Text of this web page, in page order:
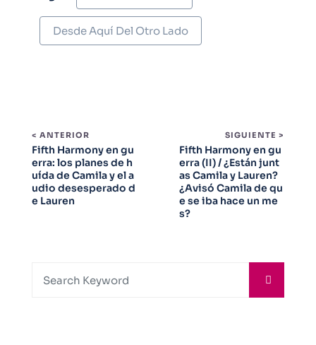
Desde Aquí Del Otro Lado
< ANTERIOR
Fifth Harmony en gu
erra: los planes de h
uída de Camila y el a
udio desesperado d
e Lauren
SIGUIENTE >
Fifth Harmony en gu
erra (II) / ¿Están junt
as Camila y Lauren?
¿Avisó Camila de qu
e se iba hace un me
s?